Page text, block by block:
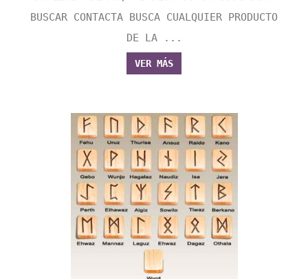
BUSCAR CONTACTA BUSCA CUALQUIER PRODUCTO
DE LA ...
VER MÁS